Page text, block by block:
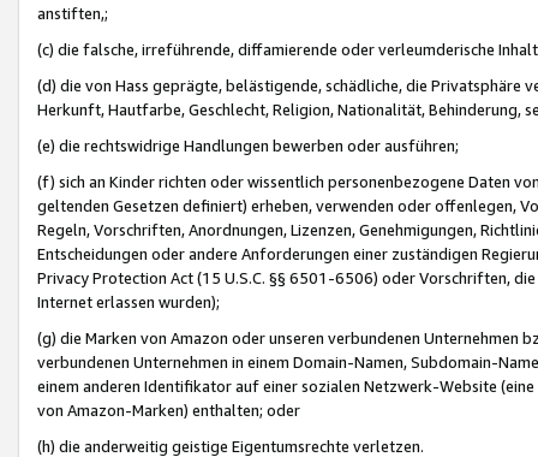
anstiften,;
(c) die falsche, irreführende, diffamierende oder verleumderische
(d) die von Hass geprägte, belästigende, schädliche, die Privatsphäre
Herkunft, Hautfarbe, Geschlecht, Religion, Nationalität, Behinderung,
(e) die rechtswidrige Handlungen bewerben oder ausführen;
(f) sich an Kinder richten oder wissentlich personenbezogene Daten
geltenden Gesetzen definiert) erheben, verwenden oder offenlegen,
Regeln, Vorschriften, Anordnungen, Lizenzen, Genehmigungen,
Entscheidungen oder andere Anforderungen einer zuständigen
Privacy Protection Act (15 U.S.C. §§ 6501-6506) oder Vorschriften,
Internet erlassen wurden);
(g) die Marken von Amazon oder unseren verbundenen Unternehmen
verbundenen Unternehmen in einem Domain-Namen, Subdomain-
einem anderen Identifikator auf einer sozialen Netzwerk-Website
von Amazon-Marken) enthalten; oder
(h) die anderweitig geistige Eigentumsrechte verletzen.